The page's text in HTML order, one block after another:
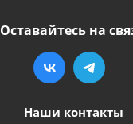
Оставайтесь на
Наши контакты